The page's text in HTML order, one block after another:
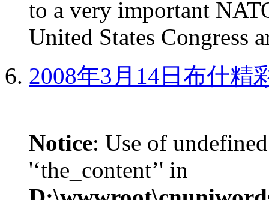
to a very important
United States Congress
2008年3月14日布什精
Notice: Use of
'‘the_content’' in